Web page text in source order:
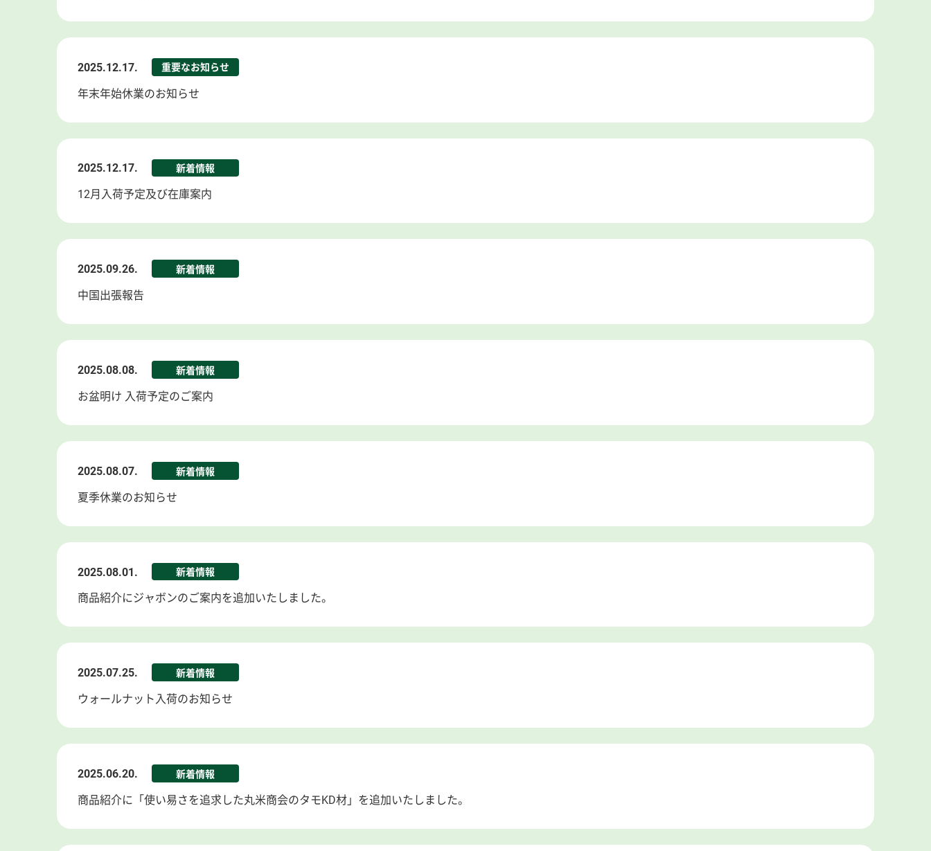
2025.12.17. 重要なお知らせ
年末年始休業のお知らせ
2025.12.17. 新着情報
12月入荷予定及び在庫案内
2025.09.26. 新着情報
中国出張報告
2025.08.08. 新着情報
お盆明け 入荷予定のご案内
2025.08.07. 新着情報
夏季休業のお知らせ
2025.08.01. 新着情報
商品紹介にジャボンのご案内を追加いたしました。
2025.07.25. 新着情報
ウォールナット入荷のお知らせ
2025.06.20. 新着情報
商品紹介に「使い易さを追求した丸米商会のタモKD材」を追加いたしました。